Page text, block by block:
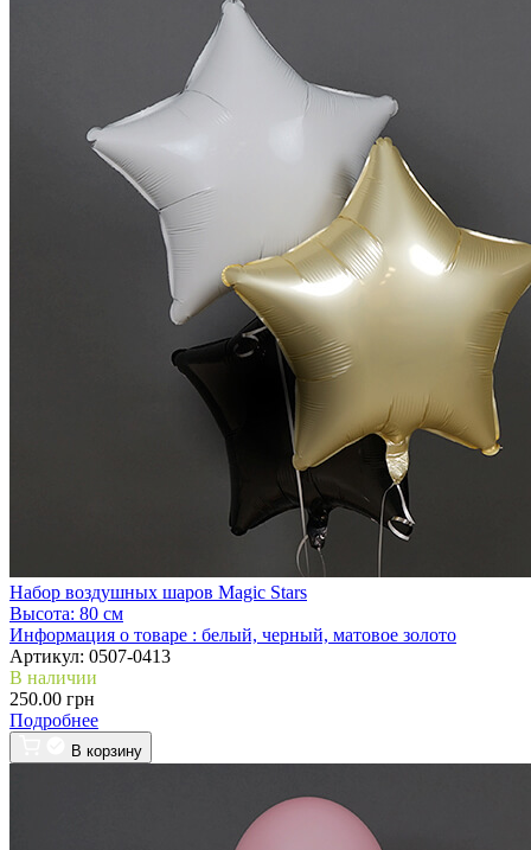
Набор воздушных шаров Magic Stars
Высота: 80 см
Информация о товаре : белый, черный, матовое золото
Артикул: 0507-0413
В наличии
250.00 грн
Подробнее
В корзину